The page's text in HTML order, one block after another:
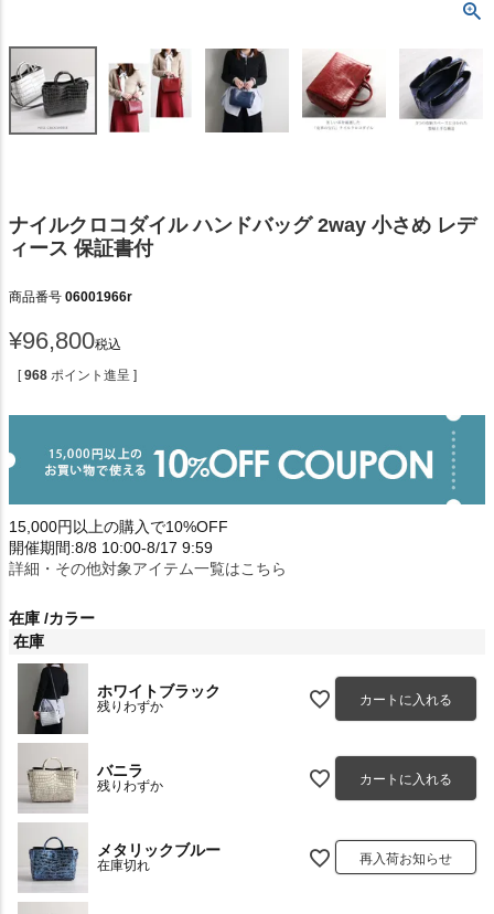
ナイルクロコダイル ハンドバッグ 2way 小さめ レデ
ィース 保証書付
商品番号 06001966r
¥96,800税込
[ 968 ポイント進呈 ]
15,000円以上の購入で10%OFF
開催期間:8/8 10:00-8/17 9:59
詳細・その他対象アイテム一覧はこちら
在庫 カラー
在庫
ホワイトブラック
残りわずか カートに入れる
バニラ
残りわずか カートに入れる
メタリックブルー
在庫切れ 再入荷お知らせ